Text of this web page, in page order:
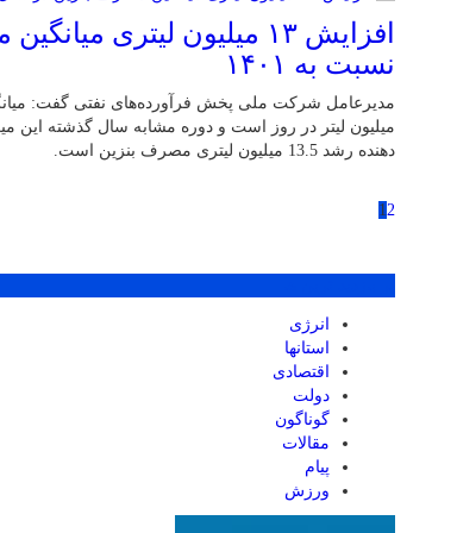
نسبت به ۱۴۰۱
دهنده رشد 13.5 میلیون لیتری مصرف بنزین است.
1 2
انرژی
استانها
اقتصادی
دولت
گوناگون
مقالات
پیام
ورزش